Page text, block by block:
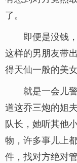
了。
即便是没钱
这样的男朋友带
得天仙一般的美
就是一会儿
道这乔三炮的姐
队长，她听其他
物，许多事儿上
件，找对方绝对管